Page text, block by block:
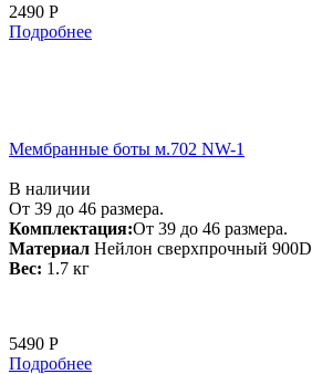
2490 Р
Подробнее
Мембранные боты м.702 NW-1
В наличии
От 39 до 46 размера.
Комплектация:От 39 до 46 размера.
Материал Нейлон сверхпрочный 900D
Вес: 1.7 кг
5490 Р
Подробнее